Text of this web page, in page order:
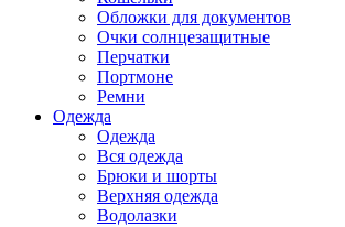
Обложки для документов
Очки солнцезащитные
Перчатки
Портмоне
Ремни
Одежда
Одежда
Вся одежда
Брюки и шорты
Верхняя одежда
Водолазки